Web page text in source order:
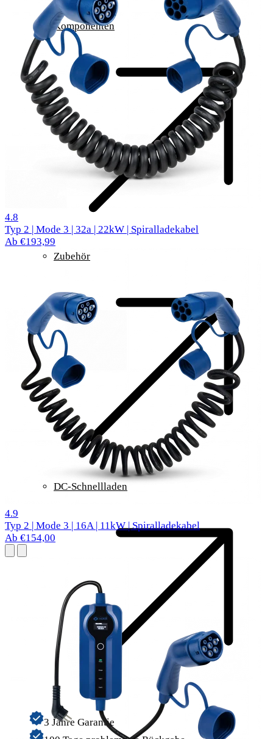
Komponenten
Zubehör
DC-Schnellladen
3 Jahre Garantie
4.8
Typ 2 | Mode 3 | 32a | 22kW | Spiralladekabel
Ab €193,99
4.9
Typ 2 | Mode 3 | 16A | 11kW | Spiralladekabel
Ab €154,00